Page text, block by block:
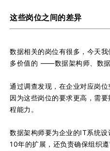
这些岗位之间的差异
数据相关的岗位有很多，今天
多价值的 ——数据架构师、数据
通过调查发现，在企业对应岗
因为这些岗位的要求更高，需
程能力。
数据架构师要为企业的IT系统
10年的扩展，还负责确保组织